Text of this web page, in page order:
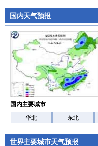
国内天气预报
国内主要城市
华北
东北
世界主要城市天气预报